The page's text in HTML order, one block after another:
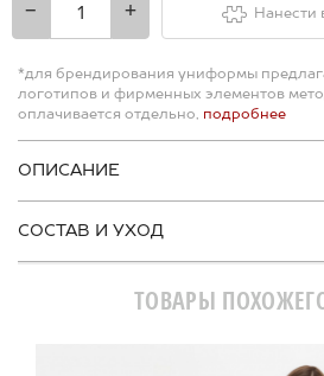
+
- Нанести
*для брендирования униформы
логотипов и фирменных элементов
оплачивается отдельно, подробнее
ОПИСАНИЕ
СОСТАВ И УХОД
ТОВАРЫ